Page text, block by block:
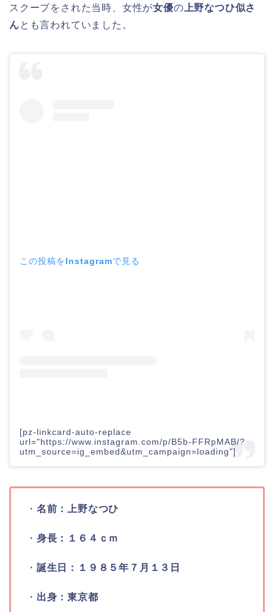
スクープをされた当時、女性が女優の 上野なつひ似さ
んとも言われていました。
この投稿をInstagramで見る
[pz-linkcard-auto-replace
url="https://www.instagram.com/p/B5b-FFRpMAB/?
utm_source=ig_embed&utm_campaign=loading"]
・ 名前：上野なつひ
・ 身長：１６４ｃｍ
・ 誕生日：１９８５年７月１３日
・ 出身：東京都